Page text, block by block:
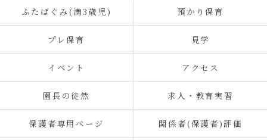
ふたばぐみ(満3歳児) 預かり保育
プレ保育 見学
イベント アクセス
園長の徒然 求人・教育実習
保護者専用ページ 関係者(保護者)評価